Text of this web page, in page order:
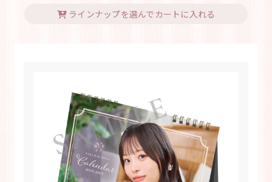
ラインナップを選んでカートに入れる